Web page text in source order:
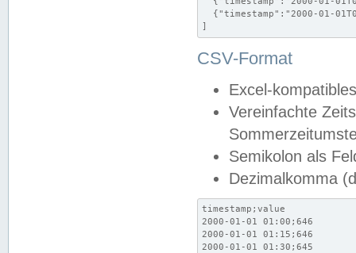
{"timestamp":"2000-01-
]
CSV-Format
Excel-
Vereinfachte
Semikolon als
Dezimalkomma
timestamp;value
2000-01-01 01:00;646
2000-01-01 01:15;646
2000-01-01 01:30;645